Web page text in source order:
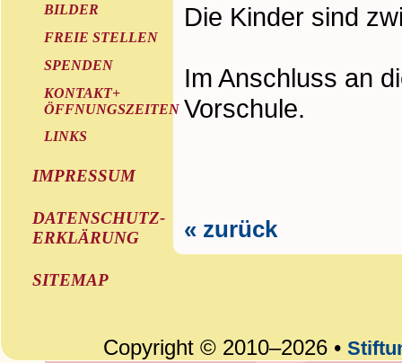
BILDER
FREIE STELLEN
SPENDEN
KONTAKT+
ÖFFNUNGSZEITEN
LINKS
IMPRESSUM
DATENSCHUTZ-
ERKLÄRUNG
SITEMAP
Die Kinder sind
Im Anschluss an
Vorschule.
« zurück
Copyright © 2010–2026 •